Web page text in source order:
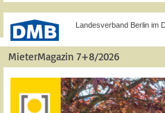
Landesverband Berlin im
MieterMagazin 7+8/2026